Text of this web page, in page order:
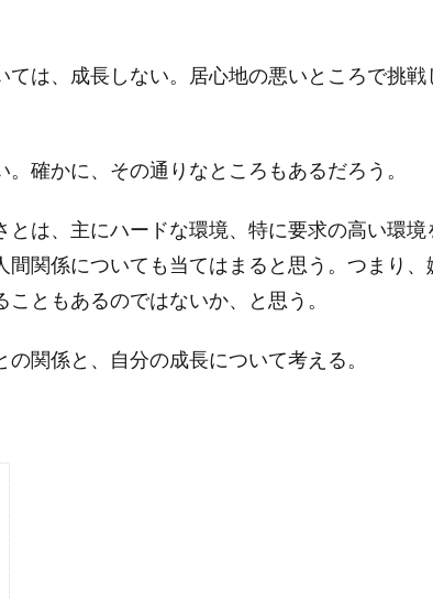
ては、成長しない。居心地の悪いところで挑戦
確かに、その通りなところもあるだろう。
とは、主にハードな環境、特に要求の高い環境
間関係についても当てはまると思う。つまり、
ともあるのではないか、と思う。
関係と、自分の成長について考える。